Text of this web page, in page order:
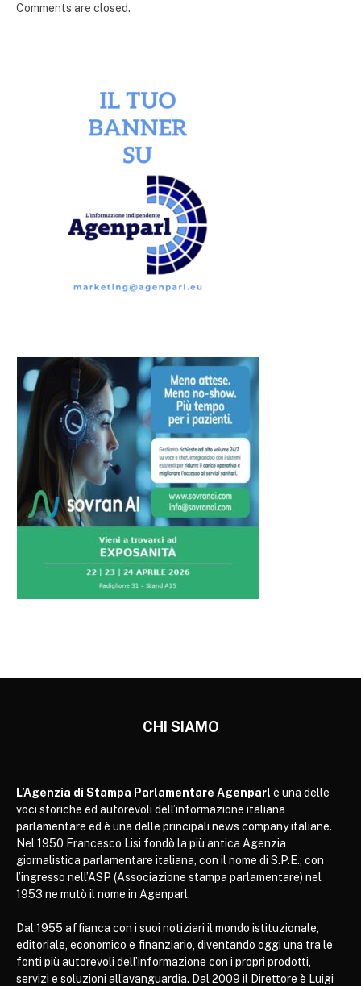
Comments are closed.
CHI SIAMO
L’Agenzia di Stampa Parlamentare Agenparl è una delle
voci storiche ed autorevoli dell’informazione italiana
parlamentare ed è una delle principali news company italiane.
Nel 1950 Francesco Lisi fondò la più antica Agenzia
giornalistica parlamentare italiana, con il nome di S.P.E.; con
l’ingresso nell’ASP (Associazione stampa parlamentare) nel
1953 ne mutò il nome in Agenparl.
Dal 1955 affianca con i suoi notiziari il mondo istituzionale,
editoriale, economico e finanziario, diventando oggi una tra le
fonti più autorevoli dell’informazione con i propri prodotti,
servizi e soluzioni all’avanguardia. Dal 2009 il Direttore è Luigi